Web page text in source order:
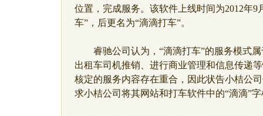
位置，完成服务。该软件上线时间为2012年9
车”，后更名为“滴滴打车”。
睿驰公司认为，“滴滴打车”的服务模式属
出租车司机推销、进行商业管理和信息传递
核定的服务内容存在重合，因此状告小桔公
求小桔公司将其网站和打车软件中的“滴滴”